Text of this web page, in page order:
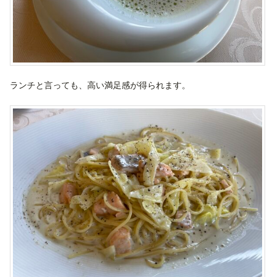
ランチと言っても、高い満足感が得られます。